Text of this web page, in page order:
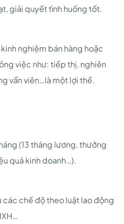
giải quyết tình huống tốt.
nghiệm bán hàng hoặc
việc như: tiếp thị, nghiên
vấn viên…là một lợi thế.
(13 tháng lương, thưởng
quả kinh doanh…).
chế độ theo luật lao động